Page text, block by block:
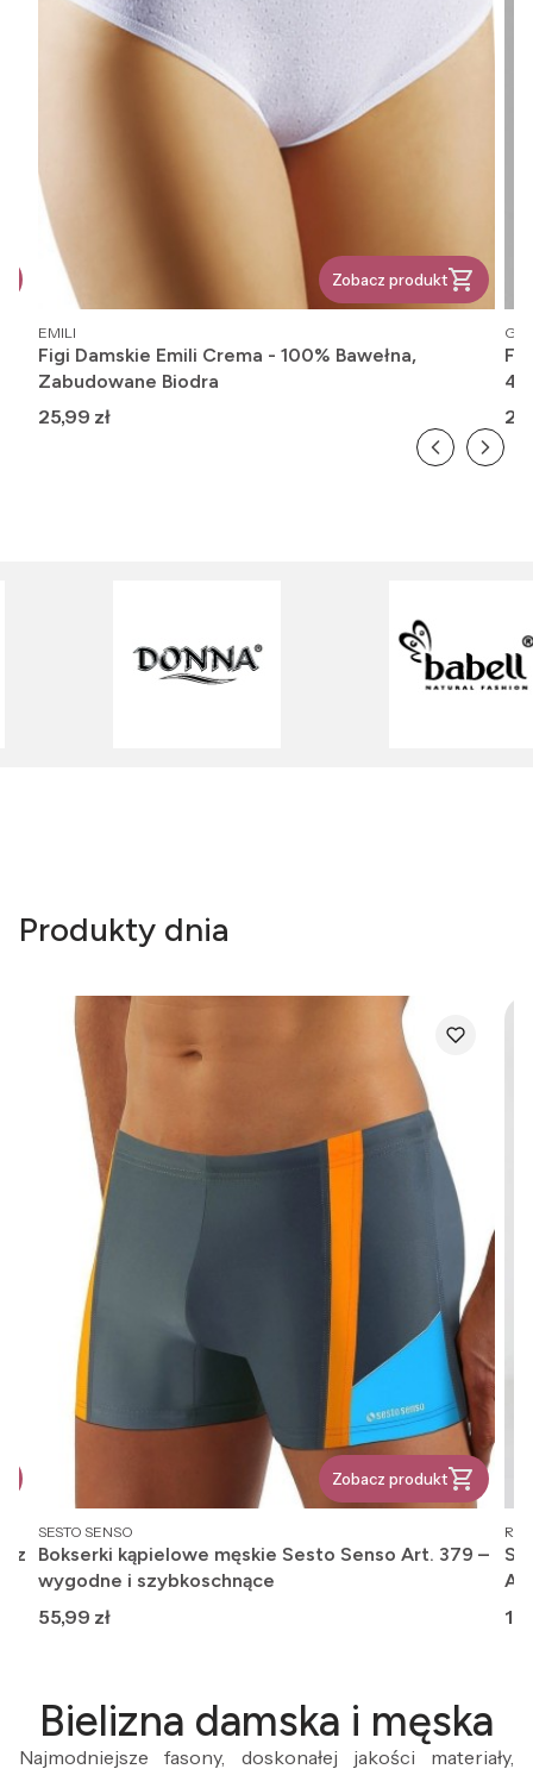
Zobacz produkt
PRODUCENT
EMILI
Figi Damskie Emili Crema - 100% Bawełna,
Zabudowane Biodra
Cena
25,99 zł
Produkty dnia
z
Zobacz produkt
PRODUCENT
SESTO SENSO
Bokserki kąpielowe męskie Sesto Senso Art. 379 –
wygodne i szybkoschnące
Cena
55,99 zł
Bielizna damska i męska
Najmodniejsze fasony, doskonałej jakości materiały,